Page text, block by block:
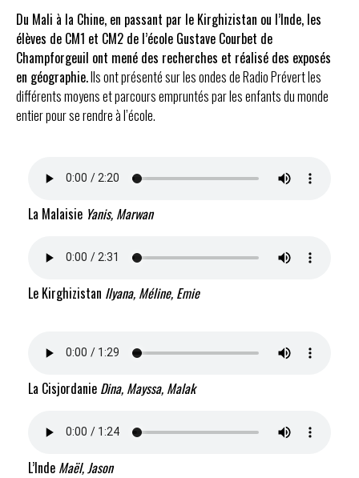
Du Mali à la Chine, en passant par le Kirghizistan ou l’Inde, les
élèves de CM1 et CM2 de l’école Gustave Courbet de
Champforgeuil ont mené des recherches et réalisé des exposés
en géographie.Ils ont présenté sur les ondes de Radio Prévert les
différents moyens et parcours empruntés par les enfants du monde
entier pour se rendre à l’école.
La Malaisie Yanis, Marwan
Le Kirghizistan Ilyana, Méline, Emie
La Cisjordanie Dina, Mayssa, Malak
L’Inde Maël, Jason